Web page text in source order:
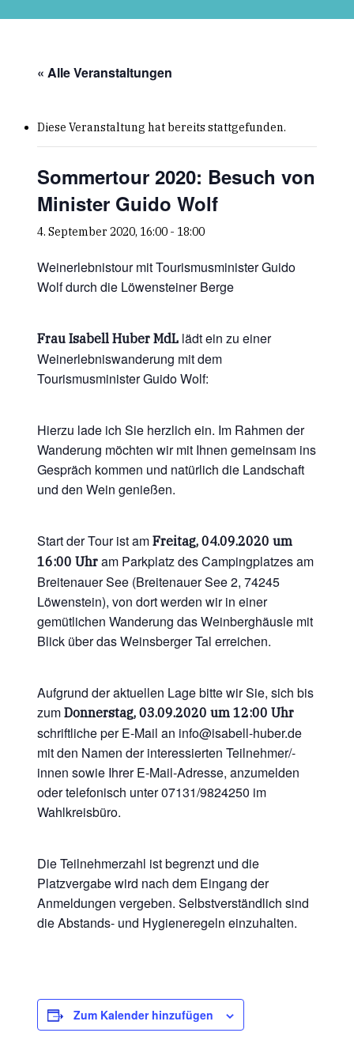
« Alle Veranstaltungen
Diese Veranstaltung hat bereits stattgefunden.
Sommertour 2020: Besuch von
Minister Guido Wolf
4. September 2020, 16:00- 18:00
Weinerlebnistour mit Tourismusminister Guido
Wolf durch die Löwensteiner Berge
Frau Isabell Huber MdLlädt ein zu einer
Weinerlebniswanderung mit dem
Tourismusminister Guido Wolf:
Hierzu lade ich Sie herzlich ein. Im Rahmen der
Wanderung möchten wir mit Ihnen gemeinsam ins
Gespräch kommen und natürlich die Landschaft
und den Wein genießen.
Start der Tour ist am Freitag, 04.09.2020 um
16:00 Uhram Parkplatz des Campingplatzes am
Breitenauer See (Breitenauer See 2, 74245
Löwenstein), von dort werden wir in einer
gemütlichen Wanderung das Weinberghäusle mit
Blick über das Weinsberger Tal erreichen.
Aufgrund der aktuellen Lage bitte wir Sie, sich bis
zum Donnerstag, 03.09.2020 um 12:00 Uhr
schriftliche per E-Mail an info@isabell-huber.de
mit den Namen der interessierten Teilnehmer/-
innen sowie Ihrer E-Mail-Adresse, anzumelden
oder telefonisch unter 07131/9824250 im
Wahlkreisbüro.
Die Teilnehmerzahl ist begrenzt und die
Platzvergabe wird nach dem Eingang der
Anmeldungen vergeben. Selbstverständlich sind
die Abstands- und Hygieneregeln einzuhalten.
Zum Kalender hinzufügen